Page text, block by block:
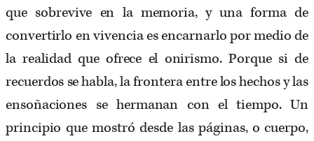
que sobrevive en la memoria, y una forma de
convertirlo en vivencia es encarnarlo por medio de
la realidad que ofrece el onirismo. Porque si de
recuerdos se habla, la frontera entre los hechos y las
ensoñaciones se hermanan con el tiempo. Un
principio que mostró desde las páginas, o cuerpo,